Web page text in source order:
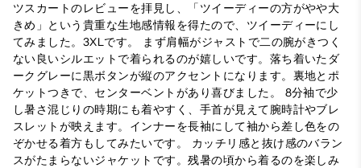
ツスカートのレビューを拝見し、「ツイーディーの方がやや大
きめ」という貴重な生地感情報を得たので、ツイーディーにし
てみました。3XLです。 まず肩幅がジャストで二の腕がきつく
ない良いシルエットで着られるのが嬉しいです。落ち着いたダ
ークグレーに黒ボタンが縦のアクセントになります。裏地とポ
ケットつきで、センターベントがあり喜びました。 8分袖で少
し暑さ混じりの時期にも着やすく、手首が見えて腕時計やブレ
スレットが映えます。インナーを長袖にして袖から差し色をの
ぞかせる着方もしてみたいです。 カッチリ感と抜け感のバラン
スがたまらないジャケットです。残暑の頃から着るのを楽しみ